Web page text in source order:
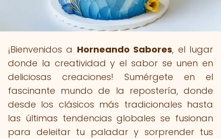
¡Bienvenidos a Horneando Sabores, el lugar
donde la creatividad y el sabor se unen en
deliciosas creaciones! Sumérgete en el
fascinante mundo de la repostería, donde
desde los clásicos más tradicionales hasta
las últimas tendencias globales se fusionan
para deleitar tu paladar y sorprender tus